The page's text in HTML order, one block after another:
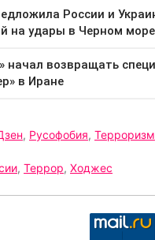
, Русофобия, Терроризм
, Террор, Ходжес